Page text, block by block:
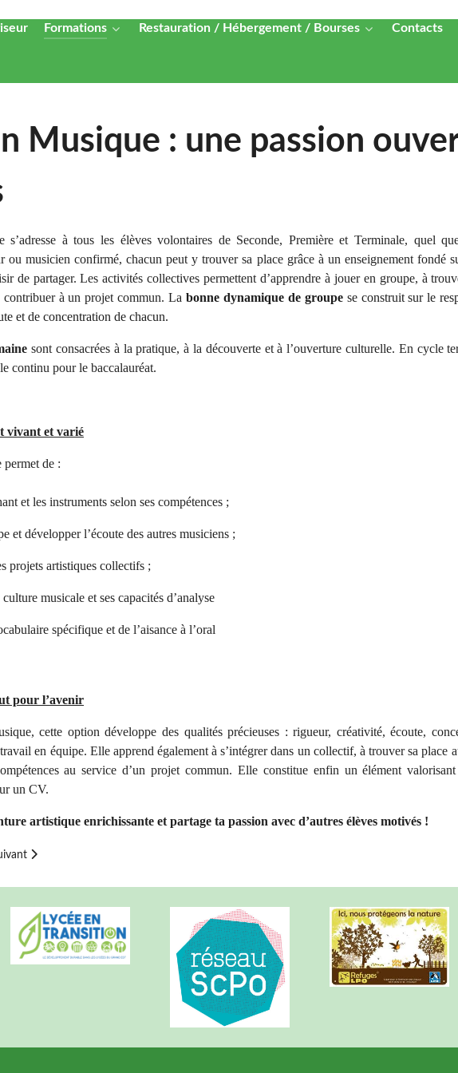
Formations Restauration / Hébergement / Bourses Contacts
Musique : une passion
s’adresse à tous les élèves volontaires de Seconde, Première et Terminale, quel
ou musicien confirmé, chacun peut y trouver sa place grâce à un enseignement fondé
de partager. Les activités collectives permettent d’apprendre à jouer en groupe, à
contribuer à un projet commun.Labonne dynamique de groupese construit sur le
et de concentration de chacun.
sont consacrées à la pratique, à la découverte et à l’ouverture culturelle. En cycle
continu pour le baccalauréat.
vivant et varié
de :
et les instruments selon ses compétences ;
et développer l’écoute des autres musiciens ;
projets artistiques collectifs ;
musicale et ses capacités d’analyse
spécifique et de l’aisance à l’oral
pour l’avenir
cette option développe des qualités précieuses : rigueur, créativité, écoute,
en équipe. Elle apprend également à s’intégrer dans un collectif, à trouver sa place
au service d’un projet commun. Elle constitue enfin un élément
un CV.
artistique enrichissante et partage ta passion avec d’autres élèves motivés !
Option arts plastiques
suivant : Sections Sportives